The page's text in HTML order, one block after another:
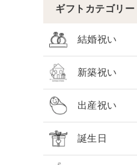
ギフトカテゴリー
結婚祝い
新築祝い
出産祝い
誕生日